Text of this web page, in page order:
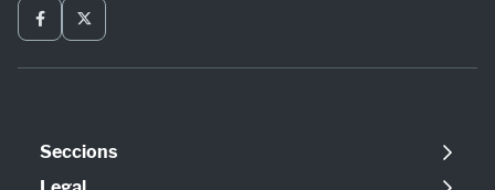
Seccions
Política